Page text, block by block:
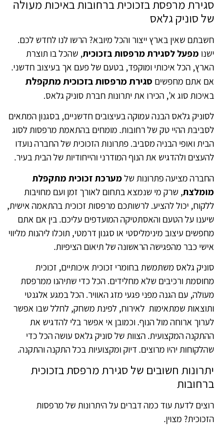
סגירת מרפסת בזכוכית ברחובות באיכות מעולה
של סוניק גלאס
חשבתם שאין בארץ ייצור והכל מיובא? הרשו לנו לחדש לכם.
ישנו מפעל לסגירת מרפסות בזכוכית, שהכל בו תוצרת
הארץ, הכל איכותי ומוקפד, בטעם של פעם אך בעיצוב חדשני.
אם אתם מחפשים סגירת מרפסות בזכוכית מתקפלת
באיכות סוג א', הכירו את יתרונות חברת סוניק גלאס.
לסוניק גלאס הבנה עמוקה בעיצובים חדשניים, בסגנון המתאים
לסביבת ההיי טק של רחובות. מומחים בהתאמת מרפסות לסוג
הבית ואופי הבניה מסביב. פתרונות הזכוכית של החברה נועדו
להעצים ולהדגיש את הנוף המודרני והייחודיות של הבית בעיר.
החברה מציעה פתרונות של מערכת זכוכית מתקפלת
מומלצת, שרק מי שנמצא בתחום לאורך זמן ועם מחויבות
ללקוח, יכול להציע. לרשותכם מרפסות זכוכית בהתאמה אישית,
שיענו על הטעם והאסתטיקה המועדפים עליכם. בין אם אתם
מחפשים עיצוב מינימליסטי או סגנון דרמטי, תוכלו ליהנות מליווי
אישי כבר מהפגישה הראשונה של תיאום הציפיות.
סוניק גלאס משתמשת בחומרי זכוכית איכותיים, זכוכית
מחוסמת ורכיבים שלא מחלידים. הכל כדי שתיהנו ממרפסת
מעולה, עם הגנה מפני פגעי מזג האוויר. הכל במגע אלגנטי
ותוצאות שמתאימות לאירוח, לפינת משחק, לחלל שבו אפשר
לערוך ארוחה מול הנוף. וכמובן אי אפשר בלי להדגיש את
ההתקנה המקצועית. הצוות של סוניק גלאס עושה הכל כדי
שהלקוחות יהיו מרוצים. דיוק ומקצועיות בכל התקנה והתקנה.
יתרונות חשובים של סגירת מרפסת בזכוכית
ברחובות
רוצים לדעת עוד כמה דברים על היתרונות של מרפסות
הזכוכית? מצוין.